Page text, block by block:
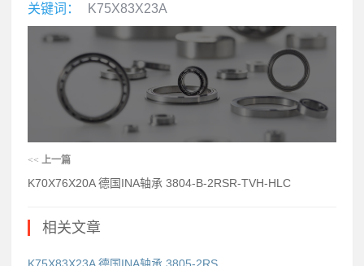
关键词： K75X83X23A
<< 上一篇
K70X76X20A 德国INA轴承 3804-B-2RSR-TVH-HLC
相关文章
K75X83X23A 德国INA轴承 3805-2RS